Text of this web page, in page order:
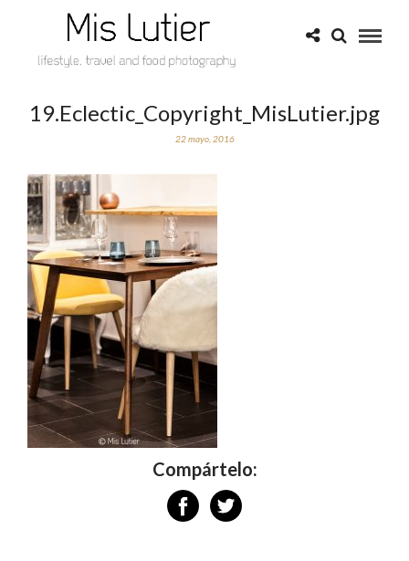
19.Eclectic_Copyright_MisLutier.jpg
22 mayo, 2016
Compártelo: